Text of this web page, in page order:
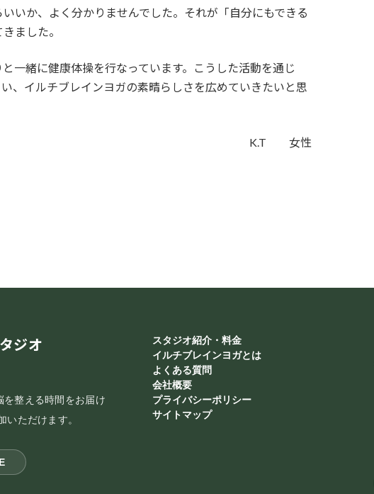
いか、よく分かりませんでした。それが「自分にもできる
ました。
一緒に健康体操を行なっています。こうした活動を通じ
、イルチブレインヨガの素晴らしさを広めていきたいと思
K.T 女性
ジオ
整える時間をお届け
いただけます。
スタジオ紹介・料金
イルチブレインヨガとは
よくある質問
会社概要
プライバシーポリシー
サイトマップ